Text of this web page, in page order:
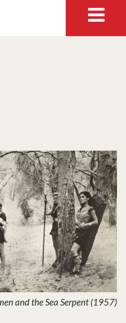
and the Sea Serpent (1957)